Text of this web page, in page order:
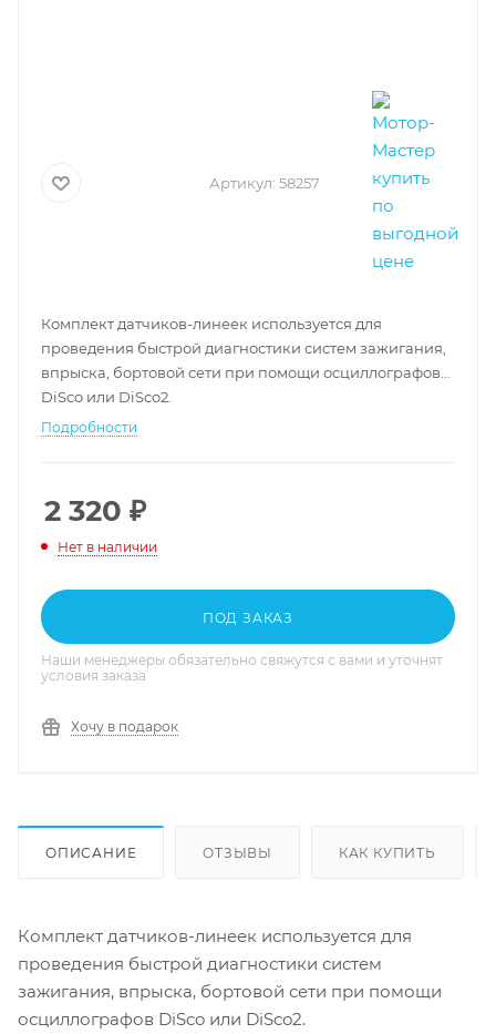
Артикул: 58257
Комплект датчиков-линеек используется для
проведения быстрой диагностики систем зажигания,
впрыска, бортовой сети при помощи осциллографов
DiSco или DiSco2.
Подробности
2 320 ₽
Нет в наличии
ПОД ЗАКАЗ
Наши менеджеры обязательно свяжутся с вами и уточнят
условия заказа
Хочу в подарок
ОПИСАНИЕ ОТЗЫВЫ КАК КУПИТЬ
Комплект датчиков-линеек используется для
проведения быстрой диагностики систем
зажигания, впрыска, бортовой сети при помощи
осциллографов DiSco или DiSco2.